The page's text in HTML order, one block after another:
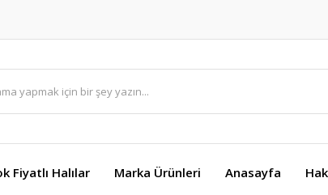
Fiyatlı Halılar Marka Ürünleri Anasayfa